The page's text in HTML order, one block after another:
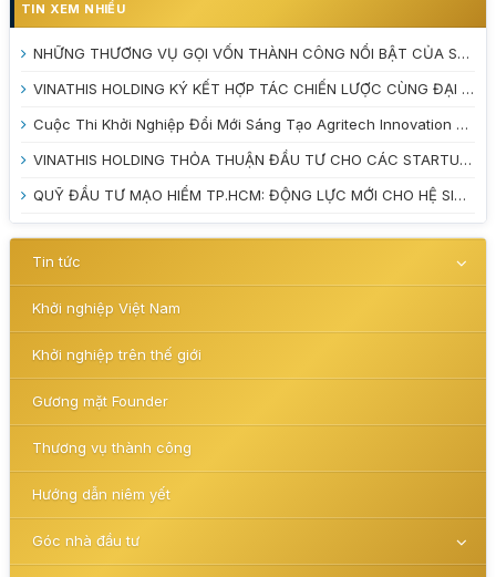
TIN XEM NHIỀU
NHỮNG THƯƠNG VỤ GỌI VỐN THÀNH CÔNG NỔI BẬT CỦA STARTUP VIỆT NAM NĂM 2025
VINATHIS HOLDING KÝ KẾT HỢP TÁC CHIẾN LƯỢC CÙNG ĐẠI HỌC TRÀ VINH VÀ VƯỜN ƯƠM DOANH NGHIỆP TỈNH VĨNH LONG
Cuộc Thi Khởi Nghiệp Đổi Mới Sáng Tạo Agritech Innovation 2026: Đánh Thức Tiềm Năng Nông Nghiệp Xanh
VINATHIS HOLDING THỎA THUẬN ĐẦU TƯ CHO CÁC STARTUP TẠI CUỘC THI INNOBE 2026
QUỸ ĐẦU TƯ MẠO HIỂM TP.HCM: ĐỘNG LỰC MỚI CHO HỆ SINH THÁI KHỞI NGHIỆP ĐỔI MỚI SÁNG TẠO
Tin tức
Khởi nghiệp Việt Nam
Khởi nghiệp trên thế giới
Gương mặt Founder
Thương vụ thành công
Hướng dẫn niêm yết
Góc nhà đầu tư